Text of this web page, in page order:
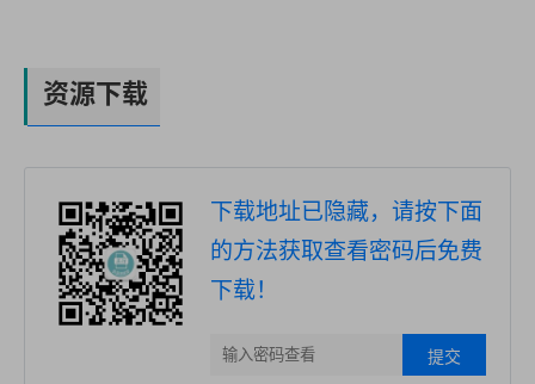
资源下载
下载地址已隐藏，请按下面
的方法获取查看密码后免费
下载！
提交